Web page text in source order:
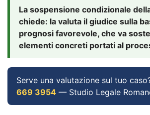
La sospensione condizionale
chiede: la valuta il giudice sulla
prognosi favorevole, che va
elementi concreti portati al
Serve una valutazione sul tuo
669 3954 — Studio Legale